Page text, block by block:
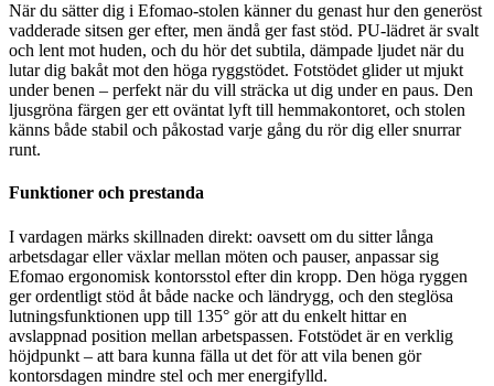
När du sätter dig i Efomao-stolen känner du genast hur den generöst
vadderade sitsen ger efter, men ändå ger fast stöd. PU-lädret är svalt
och lent mot huden, och du hör det subtila, dämpade ljudet när du
lutar dig bakåt mot den höga ryggstödet. Fotstödet glider ut mjukt
under benen – perfekt när du vill sträcka ut dig under en paus. Den
ljusgröna färgen ger ett oväntat lyft till hemmakontoret, och stolen
känns både stabil och påkostad varje gång du rör dig eller snurrar
runt.
Funktioner och prestanda
I vardagen märks skillnaden direkt: oavsett om du sitter långa
arbetsdagar eller växlar mellan möten och pauser, anpassar sig
Efomao ergonomisk kontorsstol efter din kropp. Den höga ryggen
ger ordentligt stöd åt både nacke och ländrygg, och den steglösa
lutningsfunktionen upp till 135° gör att du enkelt hittar en
avslappnad position mellan arbetspassen. Fotstödet är en verklig
höjdpunkt – att bara kunna fälla ut det för att vila benen gör
kontorsdagen mindre stel och mer energifylld.